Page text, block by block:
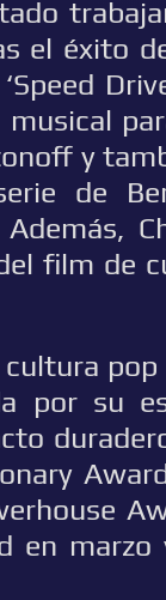
el éxito
y
de
film de
cultura pop
por su
en marzo